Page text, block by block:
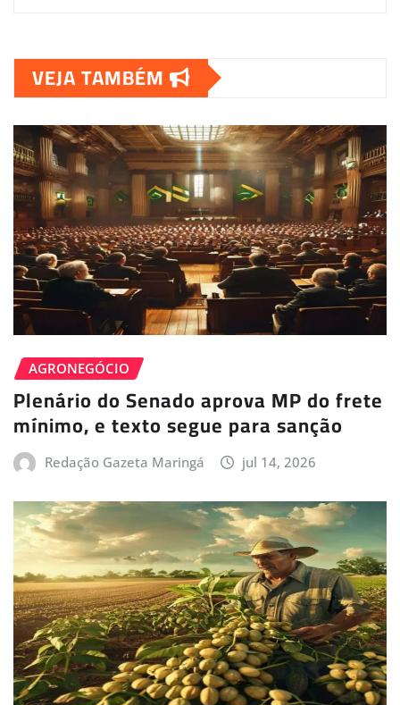
VEJA TAMBÉM
AGRONEGÓCIO
Plenário do Senado aprova MP do frete
mínimo, e texto segue para sanção
Redação Gazeta Maringá jul 14, 2026